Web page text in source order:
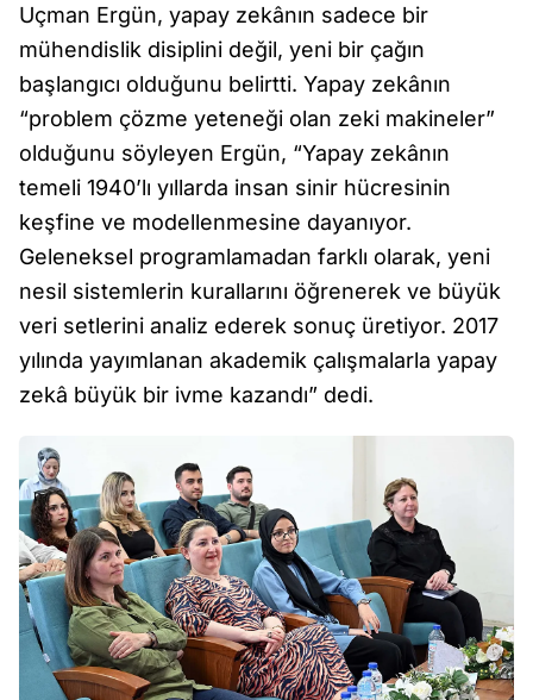
Uçman Ergün, yapay zekânın sadece bir
mühendislik disiplini değil, yeni bir çağın
başlangıcı olduğunu belirtti. Yapay zekânın
“problem çözme yeteneği olan zeki makineler”
olduğunu söyleyen Ergün, “Yapay zekânın
temeli 1940’lı yıllarda insan sinir hücresinin
keşfine ve modellenmesine dayanıyor.
Geleneksel programlamadan farklı olarak, yeni
nesil sistemlerin kurallarını öğrenerek ve büyük
veri setlerini analiz ederek sonuç üretiyor. 2017
yılında yayımlanan akademik çalışmalarla yapay
zekâ büyük bir ivme kazandı” dedi.